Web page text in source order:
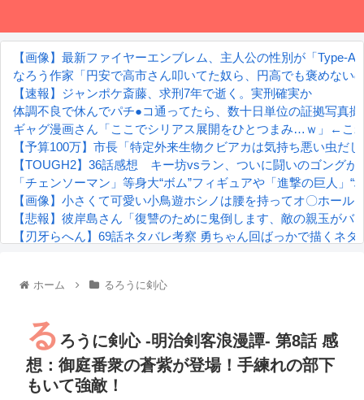
【画像】最新ファイヤーエンブレム、主人公の性別が「Type-
なろう作家「円安で高市さん叩いてた奴ら、円高でも褒めない
【速報】ジャンポケ斎藤、求刑7年で逝く。実刑確実か
体調不良で休んでパチ●コ通ってたら、数十日単位の証拠写真
ギャグ漫画さん「ここでシリアス展開をひとつまみ…ｗ」←こ
【予算100万】市長「特定外来生物クビアカは気持ち悪い虫
【TOUGH2】36話感想 キー坊vsラン、ついに闘いのゴングが
「チェンソーマン」等身大“ボム”フィギュアや「進撃の巨人」
【画像】小さくて可愛い小鳥遊ホシノは腰を持ってオ〇ホー
【悲報】彼岸島さん「復讐のために鬼倒します、敵の親玉が
【刃牙らへん】69話ネタバレ考察 勇ちゃん回ばっかで描くネ
『進撃の巨人』で一番面白いところってｗｗｗｗｗ
るろうに剣心 -明治剣客浪漫譚- 京都動乱 第33話の感想
同盟、帝国、フェザーン。生まれるなら何処がいいか問題！
ホーム るろうに剣心
る ろうに剣心 -明治剣客浪漫譚- 第8話 感
想：御庭番衆の蒼紫が登場！手練れの部下
もいて強敵！